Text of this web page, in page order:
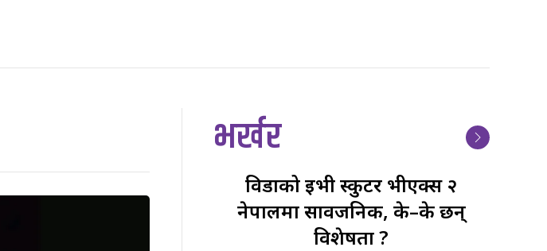
भर्खर
विडाकोईभी स्कुटर भीएक्स २
नेपालमा सार्वजनिक, के–के छन्
विशेषता ?